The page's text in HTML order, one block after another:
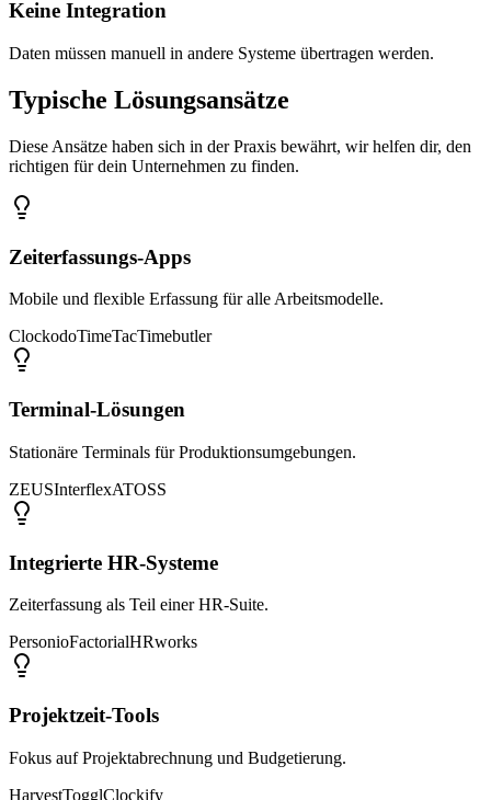
Keine Integration
Daten müssen manuell in andere Systeme übertragen werden.
Typische Lösungsansätze
Diese Ansätze haben sich in der Praxis bewährt, wir helfen dir, den
richtigen für dein Unternehmen zu finden.
Zeiterfassungs-Apps
Mobile und flexible Erfassung für alle Arbeitsmodelle.
ClockodoTimeTacTimebutler
Terminal-Lösungen
Stationäre Terminals für Produktionsumgebungen.
ZEUSInterflexATOSS
Integrierte HR-Systeme
Zeiterfassung als Teil einer HR-Suite.
PersonioFactorialHRworks
Projektzeit-Tools
Fokus auf Projektabrechnung und Budgetierung.
HarvestTogglClockify